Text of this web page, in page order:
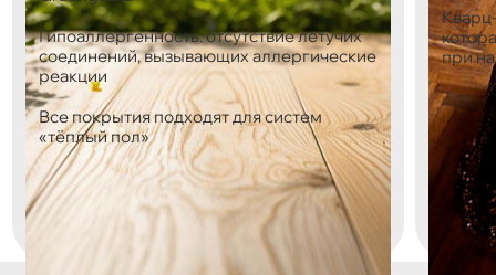
Гипоаллергенность: отсутствие летучих
соединений, вызывающих аллергические
реакции
Все покрытия подходят для систем
«тёплый пол»
при